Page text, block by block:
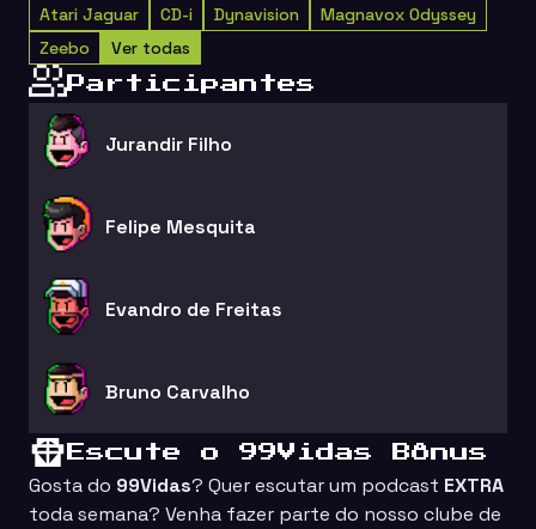
Atari Jaguar CD-i Dynavision
Magnavox Odyssey
Zeebo
Ver todas
Participantes
Jurandir Filho
Felipe Mesquita
Evandro de Freitas
Bruno Carvalho
Escute o 99Vidas Bônus
Gosta do 99Vidas? Quer escutar um podcast EXTRA
toda semana? Venha fazer parte do nosso clube de